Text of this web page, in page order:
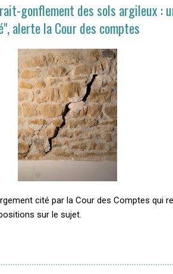
gonflement des sols argileux :
alerte la Cour des comptes
cité par la Cour des Comptes qui
sur le sujet.